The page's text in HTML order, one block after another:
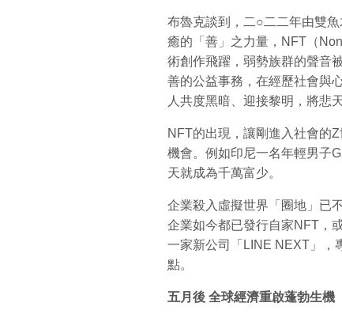
布魯克談到，二○二二年由雙
癒的「善」之力量，NFT（
術創作飛躍，弱勢族群的聲音
善的公益事務，在經歷社會與
人共度黑暗、迎接黎明，將悲
NFT的出現，讓剛進入社會的
機會。例如印尼一名年輕男子
天就成為千萬富少。
企業殺入虛擬世界「圈地」已
企業如今都已發行自家NFT，
一家新公司「LINE NEXT」，
點。
五月後 全球經濟重啟蓬勃生機